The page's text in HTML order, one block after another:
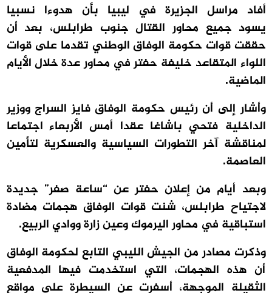
أفاد مراسل الجزيرة في ليبيا بأن هدوءا نسبيا
يسود جميع محاور القتال جنوب طرابلس، بعد أن
حققت قوات حكومة الوفاق الوطني تقدما على قوات
اللواء المتقاعد خليفة حفتر في محاور عدة خلال الأيام
الماضية.
وأشار إلى أن رئيس حكومة الوفاق فايز السراج ووزير
الداخلية فتحي باشاغا عقدا أمس الأربعاء اجتماعا
لمناقشة آخر التطورات السياسية والعسكرية لتأمين
العاصمة.
وبعد أيام من إعلان حفتر عن “ساعة صفر” جديدة
لاجتياح طرابلس، شنت قوات الوفاق هجمات مضادة
استباقية في محاور اليرموك وعين زارة ووادي الربيع.
وذكرت مصادر من الجيش الليبي التابع لحكومة الوفاق
أن هذه الهجمات، التي استخدمت فيها المدفعية
الثقيلة الموجهة، أسفرت عن السيطرة على مواقع